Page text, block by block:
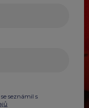
seznámil s